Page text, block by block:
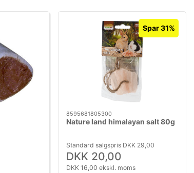
Spar 31%
8595681805300
Nature land himalayan salt 80g
Standard salgspris DKK 29,00
DKK 20,00
DKK 16,00 ekskl. moms